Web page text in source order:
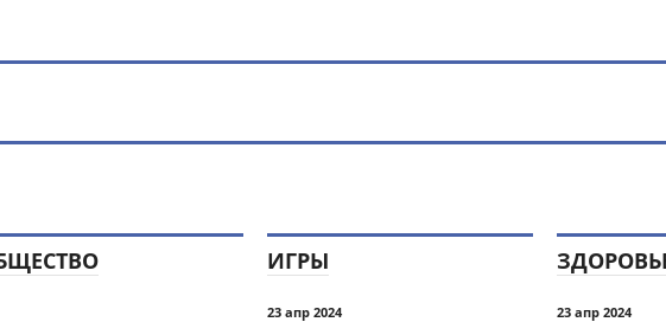
ИГРЫ
23 апр 2024 23 апр 2024